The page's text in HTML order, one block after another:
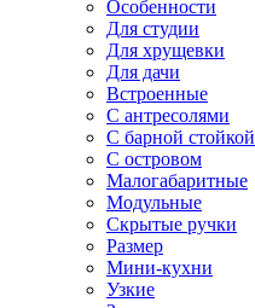
Особенности
Для студии
Для хрущевки
Для дачи
Встроенные
С антресолями
С барной стойкой
С островом
Малогабаритные
Модульные
Скрытые ручки
Размер
Мини-кухни
Узкие